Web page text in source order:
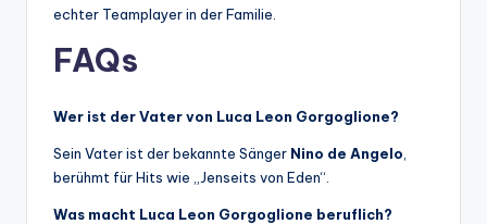
echter Teamplayer in der Familie.
FAQs
Wer ist der Vater von Luca Leon Gorgoglione?
Sein Vater ist der bekannte Sänger Nino de Angelo
berühmt für Hits wie „Jenseits von Eden“.
Was macht Luca Leon Gorgoglione beruflich?